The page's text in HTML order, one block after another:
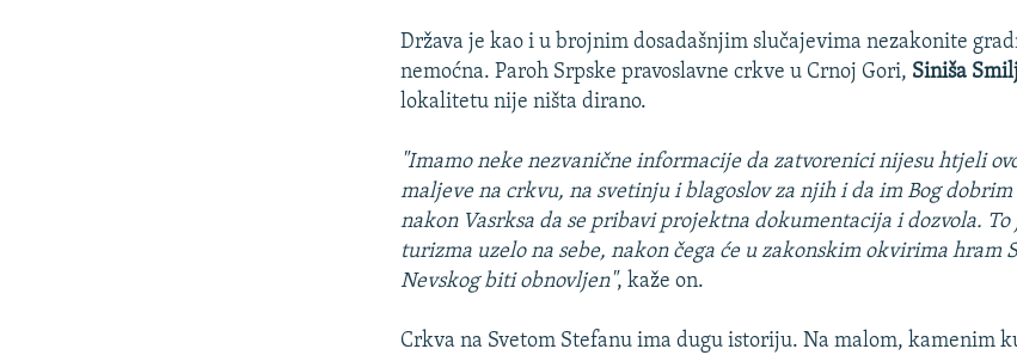
Država je kao i u brojnim dosadašnjim slučajevima nezakonite
nemoćna. Paroh Srpske pravoslavne crkve u Crnoj Gori, Siniša
lokalitetu nije ništa dirano.
"Imamo neke nezvanične informacije da zatvorenici nijesu htjeli
maljeve na crkvu, na svetinju i blagoslov za njih i da im Bog dobrim
nakon Vasrksa da se pribavi projektna dokumentacija i dozvola.
turizma uzelo na sebe, nakon čega će u zakonskim okvirima hram
Nevskog biti obnovljen", kaže on.
Crkva na Svetom Stefanu ima dugu istoriju. Na malom, kamenim